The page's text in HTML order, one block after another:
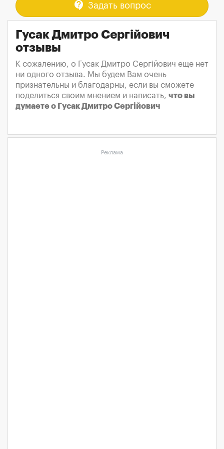
contact_support Задать вопрос
Гусак Дмитро Сергійович
отзывы
К сожалению, о Гусак Дмитро Сергійович еще нет
ни одного отзыва. Мы будем Вам очень
признательны и благодарны, если вы сможете
поделиться своим мнением и написать, что вы
думаете о Гусак Дмитро Сергійович
Реклама